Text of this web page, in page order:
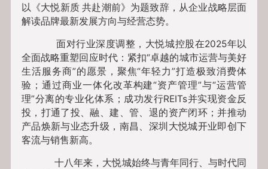
以《大悦新质 共赴潮前》为题致辞，从企业战略层面
解读品牌最新发展方向与经营态势。
面对行业深度调整，大悦城控股在2025年以
全面战略重塑回应时代：紧扣“卓越的城市运营与美好
生活服务商”的愿景，聚焦“年轻力”打造极致消费体
验；通过商业一体化改革构建“资产管理”与“运营管
理”分离的专业化体系；成功发行REITs并实现资金反
投，打通了投、融、建、管、退的资产闭环；并推动
产品焕新与业态升级，南昌、深圳大悦城开业即创下
客流与销售新高。
十八年来，大悦城始终与青年同行、与时代同